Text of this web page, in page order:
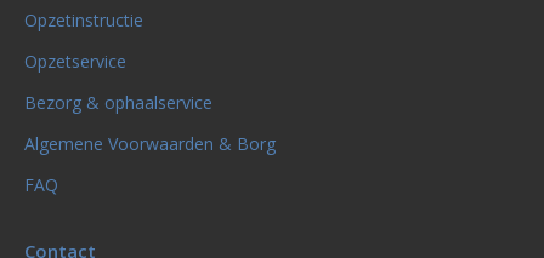
Opzetinstructie
Opzetservice
Bezorg & ophaalservice
Algemene Voorwaarden & Borg
FAQ
Contact